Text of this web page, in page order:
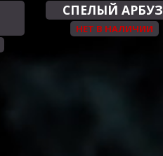
СПЕЛЫЙ АРБУЗ
НЕТ В НАЛИЧИИ